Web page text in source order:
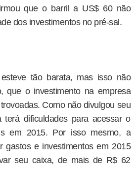
que o barril a US$ 60 não
dos investimentos no pré-sal.
tão barata, mas isso não
que o investimento na empresa
Como não divulgou seu
terá dificuldades para acessar o
em 2015. Por isso mesmo, a
gastos e investimentos em 2015
seu caixa, de mais de R$ 62